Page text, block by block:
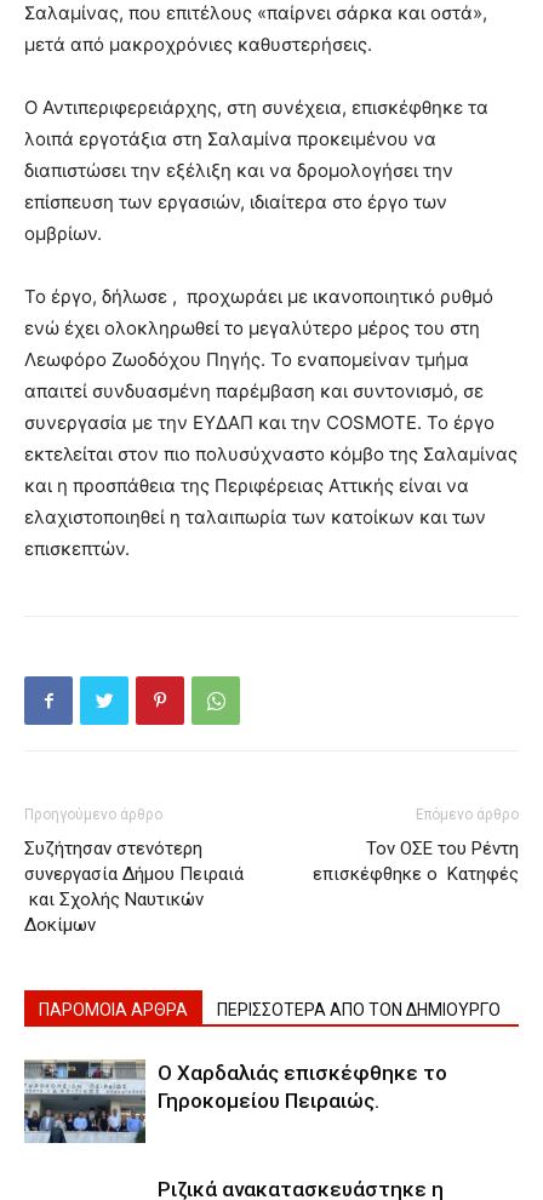
Σαλαμίνας, που επιτέλους «παίρνει σάρκα και οστά»,
μετά από μακροχρόνιες καθυστερήσεις.
Ο Αντιπεριφερειάρχης, στη συνέχεια, επισκέφθηκε τα
λοιπά εργοτάξια στη Σαλαμίνα προκειμένου να
διαπιστώσει την εξέλιξη και να δρομολογήσει την
επίσπευση των εργασιών, ιδιαίτερα στο έργο των
ομβρίων.
Το έργο, δήλωσε , προχωράει με ικανοποιητικό ρυθμό
ενώ έχει ολοκληρωθεί το μεγαλύτερο μέρος του στη
Λεωφόρο Ζωοδόχου Πηγής. Το εναπομείναν τμήμα
απαιτεί συνδυασμένη παρέμβαση και συντονισμό, σε
συνεργασία με την ΕΥΔΑΠ και την COSMOTE. Το έργο
εκτελείται στον πιο πολυσύχναστο κόμβο της Σαλαμίνας
και η προσπάθεια της Περιφέρειας Αττικής είναι να
ελαχιστοποιηθεί η ταλαιπωρία των κατοίκων και των
επισκεπτών.
Προηγούμενο άρθρο
Συζήτησαν στενότερη
συνεργασία Δήμου Πειραιά
και Σχολής Ναυτικών
Δοκίμων
Επόμενο άρθρο
Τον ΟΣΕ του Ρέντη
επισκέφθηκε ο Κατηφές
ΠΑΡΟΜΟΙΑ ΑΡΘΡΑ ΠΕΡΙΣΣΟΤΕΡΑ ΑΠΟ ΤΟΝ ΔΗΜΙΟΥΡΓΟ
Ο Χαρδαλιάς επισκέφθηκε το
Γηροκομείου Πειραιώς.
Ριζικά ανακατασκευάστηκε η